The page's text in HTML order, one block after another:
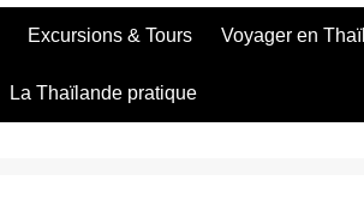
Excursions & Tours Voyager en
La Thaïlande pratique